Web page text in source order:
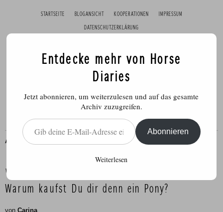
STARTSEITE BLOGANSICHT KOOPERATIONEN IMPRESSUM
DATENSCHUTZERKLÄRUNG
ALLGEMEIN
Veröffentlicht am
Warum kaufst Du dir denn ein Pony?
von Carina
Entdecke mehr von Horse
Diaries
Jetzt abonnieren, um weiterzulesen und auf das gesamte
Archiv zuzugreifen.
Gib deine E-Mail-Adresse ein ...
Abonnieren
Weiterlesen